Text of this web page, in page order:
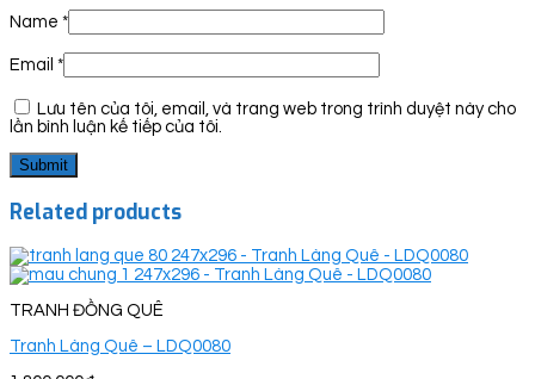
Name *
Email *
Lưu tên của tôi, email, và trang web trong trình duyệt này cho
lần bình luận kế tiếp của tôi.
Related products
TRANH ĐỒNG QUÊ
Tranh Làng Quê – LDQ0080